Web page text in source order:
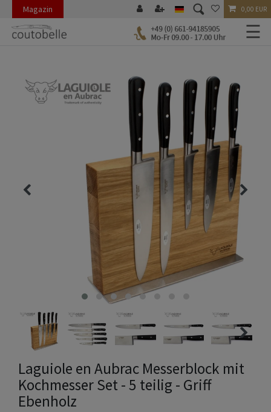
Magazin 0,00 EUR
☰
Laguiole en Aubrac Messerblock mit
Kochmesser Set - 5 teilig - Griff
Ebenholz